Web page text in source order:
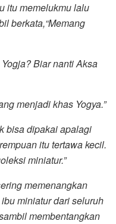
itu memelukmu lalu
berkata,“Memang
Biar nanti Aksa
menjadi khas Yogya.”
bisa dipakai apalagi
itu tertawa kecil.
miniatur.”
memenangkan
miniatur dari seluruh
membentangkan